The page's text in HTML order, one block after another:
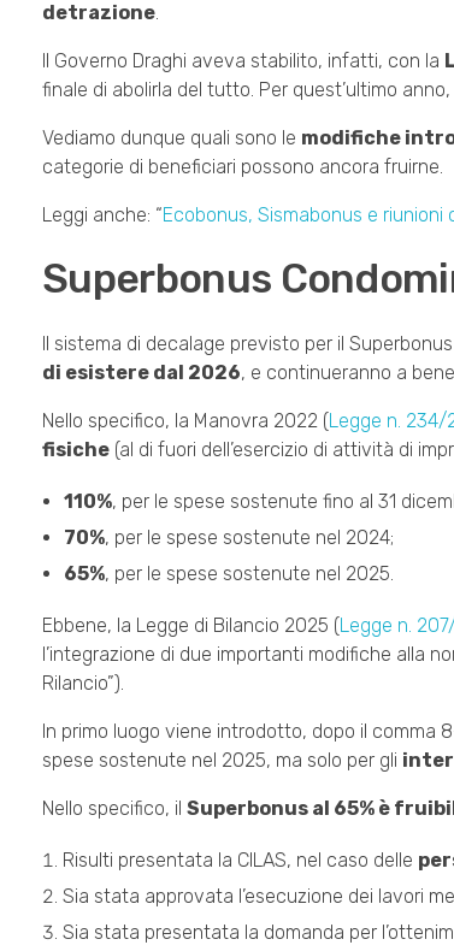
detrazione.
Il Governo Draghi aveva stabilito, infatti, con la
finale di abolirla del tutto. Per quest’ultimo
Vediamo dunque quali sono le modifiche
categorie di beneficiari possono ancora fruirne.
Leggi anche: “Ecobonus, Sismabonus e
Superbonus
Il sistema di decalage previsto per il
di esistere dal 2026, e continueranno a
Nello specifico, la Manovra 2022 (Legge n. 234/
fisiche (al di fuori dell’esercizio di attività di
110%, per le spese sostenute fino al 31
70%, per le spese sostenute nel 2024;
65%, per le spese sostenute nel 2025.
Ebbene, la Legge di Bilancio 2025 (Legge n.
l’integrazione di due importanti modifiche alla
Rilancio”).
In primo luogo viene introdotto, dopo il comma
spese sostenute nel 2025, ma solo per gli
Nello specifico, il Superbonus al 65% è
Risulti presentata la CILAS, nel caso delle
Sia stata approvata l’esecuzione dei lavori
Sia stata presentata la domanda per